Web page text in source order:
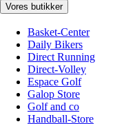
Vores butikker
Basket-Center
Daily Bikers
Direct Running
Direct-Volley
Espace Golf
Galop Store
Golf and co
Handball-Store